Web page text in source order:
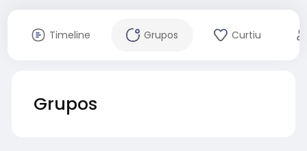
Timeline Grupos Curtiu
Grupos